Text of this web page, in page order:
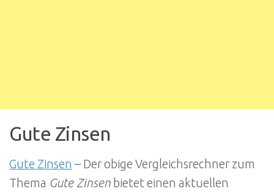
Gute Zinsen
Gute Zinsen – Der obige Vergleichsrechner zum
Thema Gute Zinsen bietet einen aktuellen